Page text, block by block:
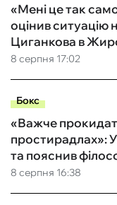
8 серпня 17:02
«Мені це так
оцінив ситуацію
Циганкова в
Бокс
8 серпня 16:38
«Важче
простирадлах»:
та пояснив